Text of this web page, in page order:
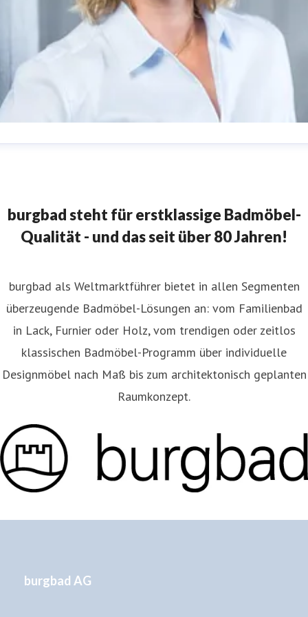
burgbad steht für erstklassige Badmöbel-
Qualität - und das seit über 80 Jahren!
burgbad als Weltmarktführer bietet in allen Segmenten
überzeugende Badmöbel-Lösungen an: vom Familienbad
in Lack, Furnier oder Holz, vom trendigen oder zeitlos
klassischen Badmöbel-Programm über individuelle
Designmöbel nach Maß bis zum architektonisch geplanten
Raumkonzept.
burgbad AG